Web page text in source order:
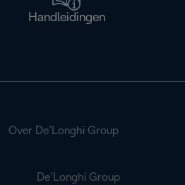
Handleidingen
Over De’Longhi Group
De’Longhi Group